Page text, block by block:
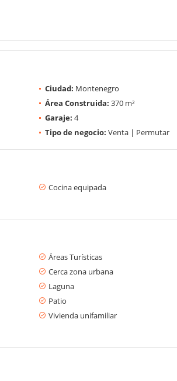
Ciudad: Montenegro
Área Construida: 370 m²
Garaje: 4
Tipo de negocio: Venta | Permutar
Cocina equipada
Áreas Turísticas
Cerca zona urbana
Laguna
Patio
Vivienda unifamiliar